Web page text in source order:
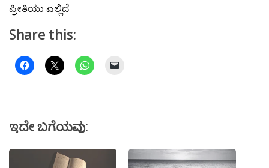
ಪ್ರೀತಿಯು ಎಲ್ಲಿದೆ
Share this:
ಇದೇ ಬಗೆಯವು: